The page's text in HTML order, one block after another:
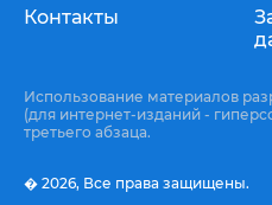
Контакты
Использование материалов
(для интернет-изданий -
третьего абзаца.
� 2026, Все права защищены.